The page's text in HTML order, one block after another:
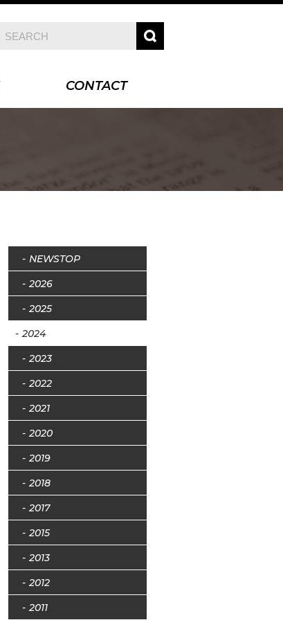
CONTACT
NEWSTOP
2026
2025
2024
2023
2022
2021
2020
2019
2018
2017
2015
2013
2012
2011